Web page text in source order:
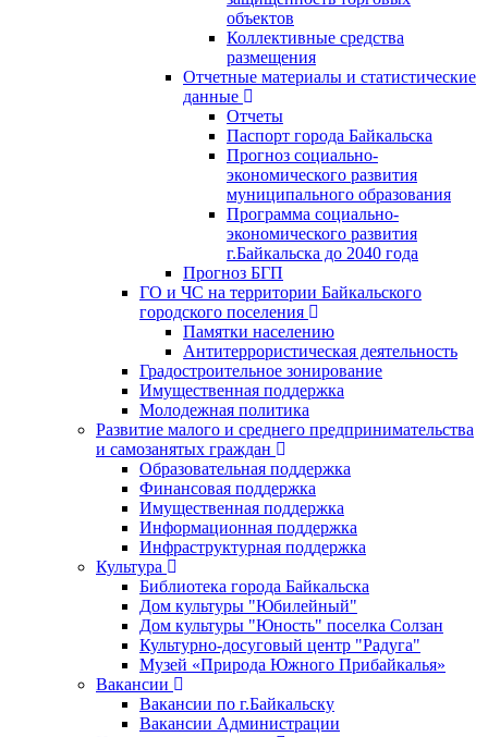
объектов
Коллективные средства
размещения
Отчетные материалы и статистические
данные
Отчеты
Паспорт города Байкальска
Прогноз социально-
экономического развития
муниципального образования
Программа социально-
экономического развития
г.Байкальска до 2040 года
Прогноз БГП
ГО и ЧС на территории Байкальского
городского поселения
Памятки населению
Антитеррористическая деятельность
Градостроительное зонирование
Имущественная поддержка
Молодежная политика
Развитие малого и среднего предпринимательства
и самозанятых граждан
Образовательная поддержка
Финансовая поддержка
Имущественная поддержка
Информационная поддержка
Инфраструктурная поддержка
Культура
Библиотека города Байкальска
Дом культуры "Юбилейный"
Дом культуры "Юность" поселка Солзан
Культурно-досуговый центр "Радуга"
Музей «Природа Южного Прибайкалья»
Вакансии
Вакансии по г.Байкальску
Вакансии Администрации